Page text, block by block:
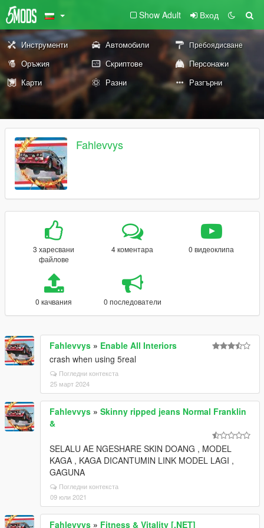
Show Adult Вход
Инструменти Автомобили Пребоядисване
Оръжия Скриптове
Персонажи
Карти
Разни Разгърни
Fahlevvys
3 харесвани
файлове
4 коментара 0 видеоклипа
0 качвания 0 последователи
Fahlevvys » Enable All Interiors
crash when using 5real
Погледни контекста
25 март 2024
Fahlevvys » Skinny ripped jeans Normal Franklin
&
SELALU AE NGESHARE SKIN DOANG , MODEL
KAGA , KAGA DICANTUMIN LINK MODEL LAGI ,
GAGUNA
Погледни контекста
09 юли 2021
Fahlevvys » Fitness & Vitality [.NET]